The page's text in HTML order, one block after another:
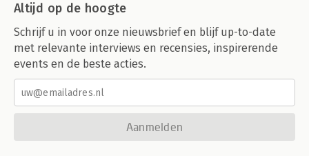
Altijd op de hoogte
Schrijf u in voor onze nieuwsbrief en blijf up-to-date
met relevante interviews en recensies, inspirerende
events en de beste acties.
Aanmelden